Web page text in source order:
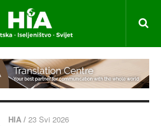
HIA / 23 Svi 2026